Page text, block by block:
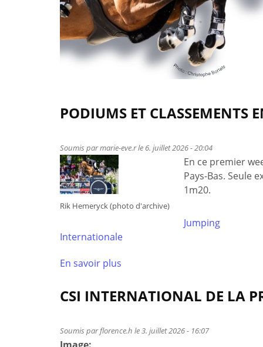
PODIUMS ET CLASSEMENTS
Soumis parmarie-eve.rle 6. juillet 2026 - 20:04
Rik Hemeryck (photo d'archive)
En ce premier
Pays-Bas. Seule
1m20.
Jumping
Internationale
En savoir plus
de
Podiums
classements
CSI INTERNATIONAL DE LA
Soumis parflorence.h le 3. juillet 2026 - 16:07
Image: